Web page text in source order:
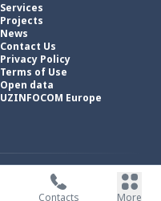
Services
Projects
News
Contact Us
Privacy Policy
Terms of Use
Open data
UZINFOCOM Europe
All rights reserved
Contacts More